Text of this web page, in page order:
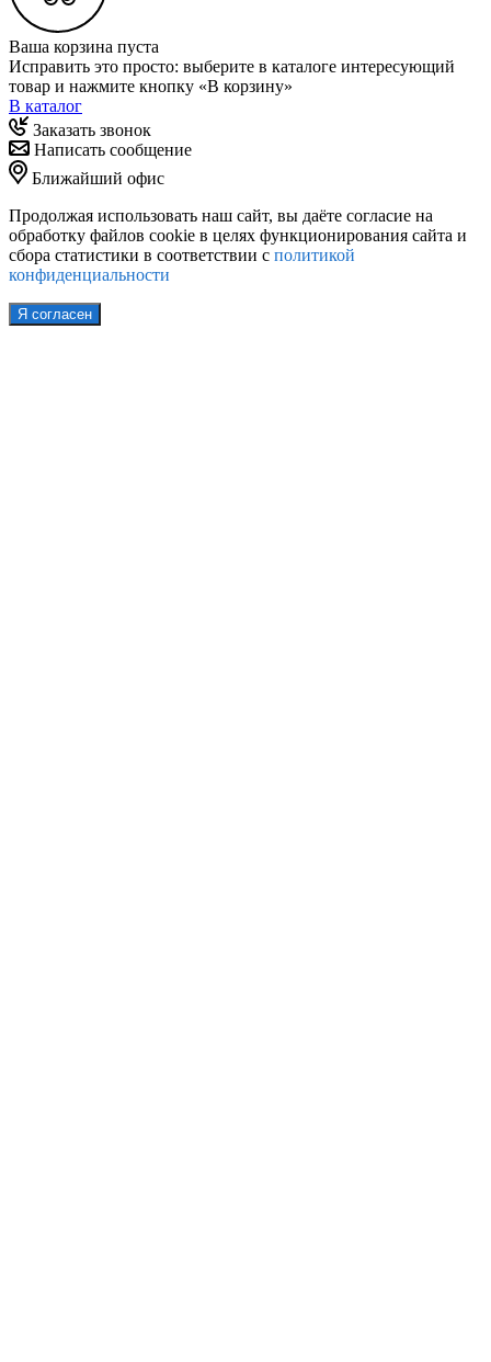
Ваша корзина пуста
Исправить это просто: выберите в каталоге интересующий
товар и нажмите кнопку «В корзину»
В каталог
Заказать звонок
Написать сообщение
Ближайший офис
Продолжая использовать наш сайт, вы даёте согласие на
обработку файлов cookie в целях функционирования сайта и
сбора статистики в соответствии с политикой
конфиденциальности
Я согласен